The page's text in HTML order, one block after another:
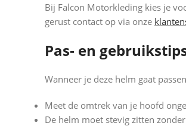
Bij Falcon Motorkleding kies je
gerust contact op via onze
Pas‑ en
Wanneer je deze helm gaat
Meet de omtrek van je hoofd
De helm moet stevig zitten